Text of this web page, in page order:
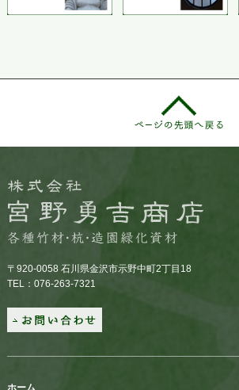
〒920-0058 石川県金沢市示野中町2丁目18
TEL：076-263-7321
ホーム